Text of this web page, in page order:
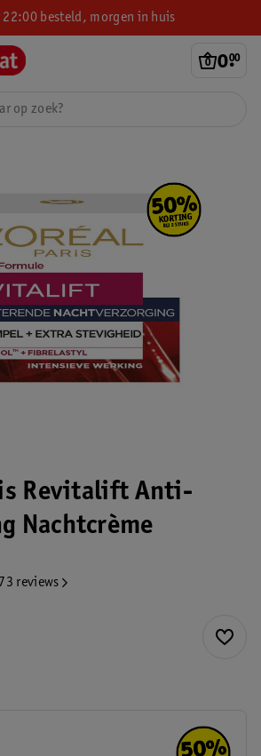
22:00 besteld, morgen in huis
0.
00
Revitalift Anti-
Nachtcrème
reviews